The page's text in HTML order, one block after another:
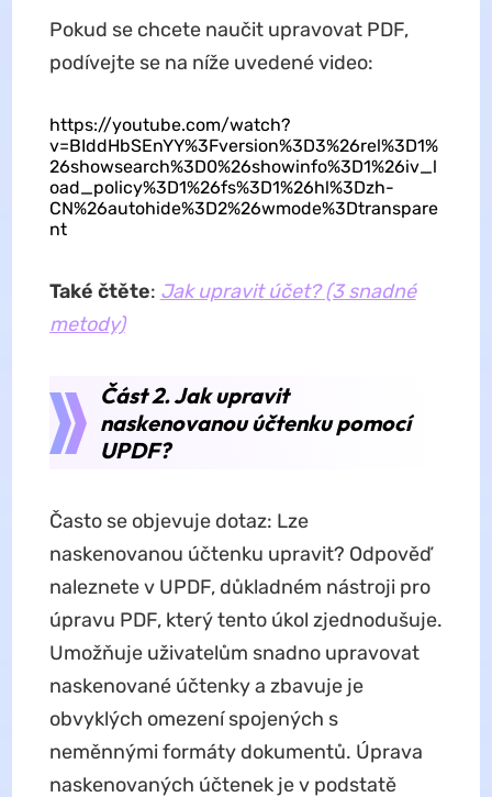
Pokud se chcete naučit upravovat PDF,
podívejte se na níže uvedené video:
https://youtube.com/watch?
v=BIddHbSEnYY%3Fversion%3D3%26rel%3D1%
26showsearch%3D0%26showinfo%3D1%26iv_l
oad_policy%3D1%26fs%3D1%26hl%3Dzh-
CN%26autohide%3D2%26wmode%3Dtranspare
nt
Také čtěte: Jak upravit účet? (3 snadné
metody)
Část 2. Jak upravit
naskenovanou účtenku pomocí
UPDF?
Často se objevuje dotaz: Lze
naskenovanou účtenku upravit? Odpověď
naleznete v UPDF, důkladném nástroji pro
úpravu PDF, který tento úkol zjednodušuje.
Umožňuje uživatelům snadno upravovat
naskenované účtenky a zbavuje je
obvyklých omezení spojených s
neměnnými formáty dokumentů. Úprava
naskenovaných účtenek je v podstatě